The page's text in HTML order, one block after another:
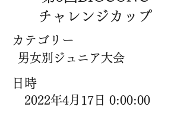
チャレンジカップ
​カテゴリー
男女別ジュニア大会
​日時
2022年4月17日 0:00:00